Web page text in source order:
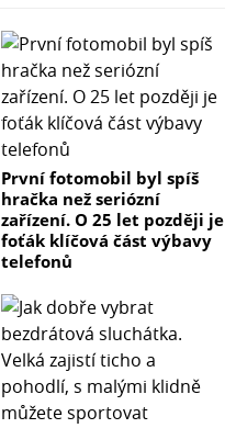
První fotomobil byl spíš
hračka než seriózní
zařízení. O 25 let později je
foťák klíčová část výbavy
telefonů